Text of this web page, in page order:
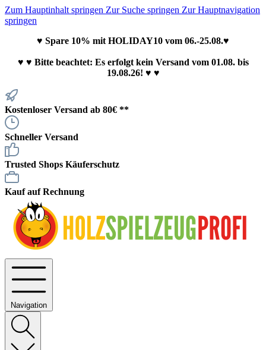
Zum Hauptinhalt springen Zur Suche springen Zur Hauptnavigation
springen
♥ Spare 10% mit HOLIDAY10 vom 06.-25.08.♥
♥ ♥ Bitte beachtet: Es erfolgt kein Versand vom 01.08. bis
19.08.26! ♥ ♥
Kostenloser Versand ab 80€ **
Schneller Versand
Trusted Shops Käuferschutz
Kauf auf Rechnung
Navigation